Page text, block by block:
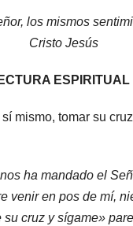
los mismos
Cristo Jesús
ESPIRITUAL
mismo, tomar su
ha mandado el
venir en pos de mí,
su cruz y sígame»